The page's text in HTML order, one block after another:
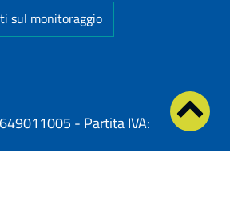
sul monitoraggio
- Partita IVA: